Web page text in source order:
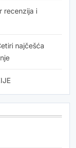
recenzija i
najčešća